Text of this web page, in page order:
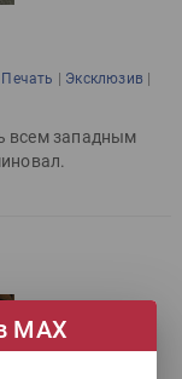
Печать | Эксклюзив |
всем западным
МАХ